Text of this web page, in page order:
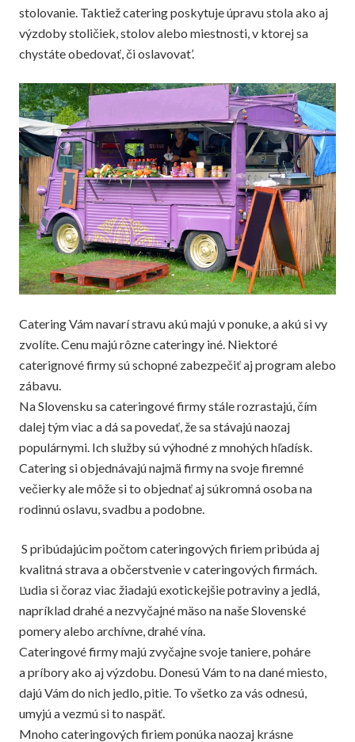
stolovanie. Taktiež catering poskytuje úpravu stola ako aj
výzdoby stoličiek, stolov alebo miestnosti, v ktorej sa
chystáte obedovať, či oslavovat’.
Catering Vám navarí stravu akú majú v ponuke, a akú si vy
zvolíte. Cenu majú rôzne cateringy iné. Niektoré
caterignové firmy sú schopné zabezpečiť aj program alebo
zábavu.
Na Slovensku sa cateringové firmy stále rozrastajú, čím
dalej tým viac a dá sa povedať, že sa stávajú naozaj
populárnymi. Ich služby sú výhodné z mnohých hľadísk.
Catering si objednávajú najmä firmy na svoje firemné
večierky ale môže si to objednať aj súkromná osoba na
rodinnú oslavu, svadbu a podobne.
S pribúdajúcim počtom cateringových firiem pribúda aj
kvalitná strava a občerstvenie v cateringových firmách.
Ľudia si čoraz viac žiadajú exotickejšie potraviny a jedlá,
napríklad drahé a nezvyčajné mäso na naše Slovenské
pomery alebo archívne, drahé vína.
Cateringové firmy majú zvyčajne svoje taniere, poháre
a príbory ako aj výzdobu. Donesú Vám to na dané miesto,
dajú Vám do nich jedlo, pitie. To všetko za vás odnesú,
umyjú a vezmú si to naspäť.
Mnoho cateringových firiem ponúka naozaj krásne